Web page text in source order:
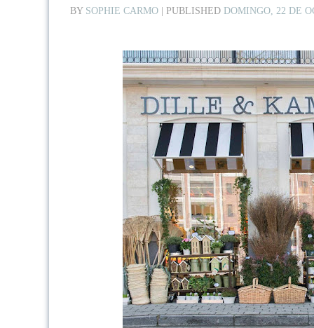
BY SOPHIE CARMO PUBLISHED DOMINGO, 22 DE